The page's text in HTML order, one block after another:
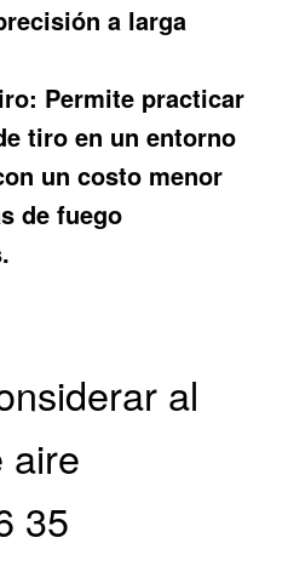
a larga
Permite practicar
tiro en un entorno
un costo menor
de fuego
al
aire
35